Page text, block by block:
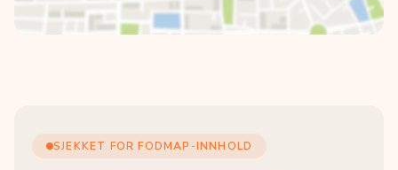
SJEKKET FOR FODMAP-INNHOLD